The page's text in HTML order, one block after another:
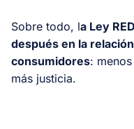
Sobre todo, la Ley
después en la
consumidores:
más justicia.